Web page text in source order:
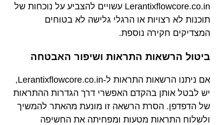
Lerantixflowcore.co.in עשויים להצביע על נוכחות של
תוכנות לא רצויות או הרגלי גלישה לא בטוחים
המצדיקים חקירה נוספת.
ביטול הרשאות התראות ושיפור האבטחה
אם ניתנו הרשאות התראות ל-Lerantixflowcore.co.in,
יש לבטל אותן בהקדם האפשרי דרך הגדרות ההתראות
של הדפדפן. הסרת הרשאה זו מונעת מהאתר להמשיך
ולשלוח התראות מטעות ומפחיתה את החשיפה